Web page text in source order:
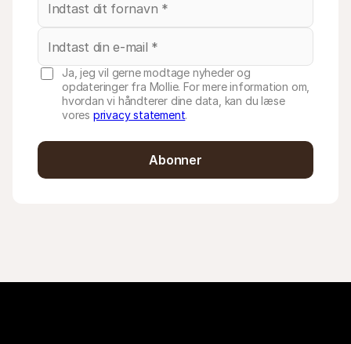
Ja, jeg vil gerne modtage nyheder og
opdateringer fra Mollie. For mere information om,
hvordan vi håndterer dine data, kan du læse
vores privacy statement.
Abonner